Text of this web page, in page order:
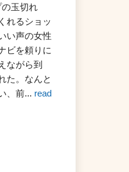
玉切れ
れるショッ
い声の女性
ビを頼りに
ながら到
た。なんと
、前... read